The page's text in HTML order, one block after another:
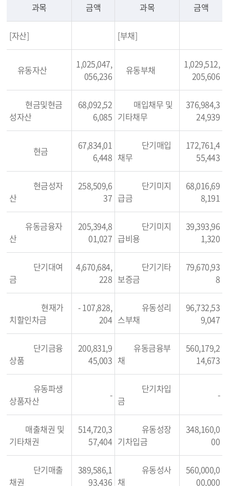
과목 금액 과목 금액
[자산] [부채]
유동자산
1,025,047,
056,236
유동부채
1,029,512,
205,606
현금및현금
성자산
68,092,52
6,085
매입채무 및
기타채무
376,984,3
24,939
현금
67,834,01
6,448
단기매입
채무
172,761,4
55,443
현금성자
산
258,509,6
37
단기미지
급금
68,016,69
8,191
유동금융자
산
205,394,8
01,027
단기미지
급비용
39,393,96
1,320
단기대여
금
4,670,684,
228
단기기타
보증금
79,670,93
8
현재가
치할인차금
- 107,828,
204
유동성리
스부채
96,732,53
9,047
단기금융
상품
200,831,9
45,003
유동금융부
채
560,179,2
14,673
유동파생
상품자산
-
단기차입
금
-
매출채권 및
기타채권
514,720,3
57,404
유동성장
기차입금
348,160,0
00
단기매출
채권
389,586,1
93,436
유동성사
채
560,000,0
00,000